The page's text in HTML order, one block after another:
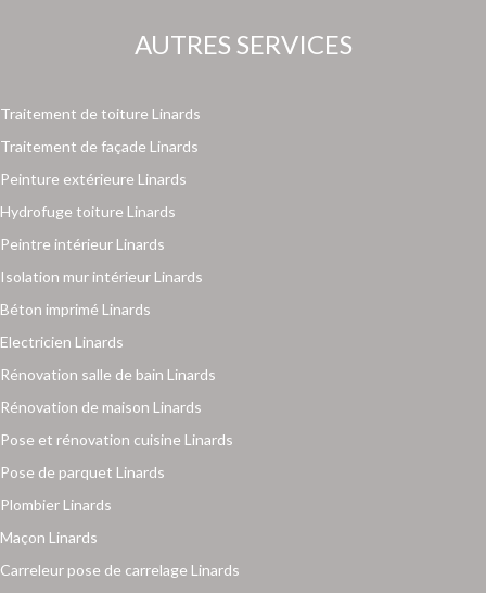
AUTRES SERVICES
Traitement de toiture Linards
Traitement de façade Linards
Peinture extérieure Linards
Hydrofuge toiture Linards
Peintre intérieur Linards
Isolation mur intérieur Linards
Béton imprimé Linards
Electricien Linards
Rénovation salle de bain Linards
Rénovation de maison Linards
Pose et rénovation cuisine Linards
Pose de parquet Linards
Plombier Linards
Maçon Linards
Carreleur pose de carrelage Linards